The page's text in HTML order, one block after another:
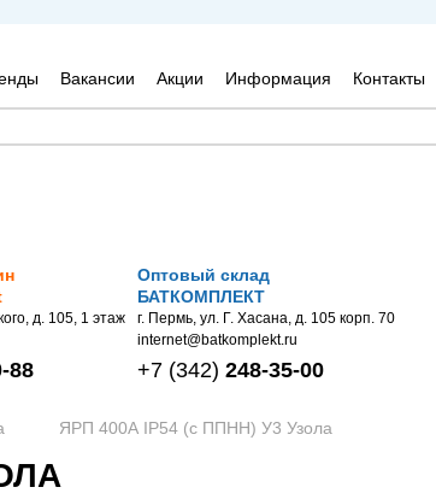
Вакансии Акции Информация Контакты
д. 105, 1 этаж
88
Оптовый склад
БАТКОМПЛЕКТ
г. Пермь, ул. Г. Хасана, д. 105 корп. 70
internet@batkomplekt.ru
+7 (342) 248-35-00
ЯРП 400А IP54 (с ППНН) У3 Узола